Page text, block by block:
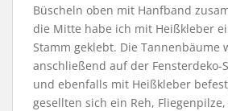
Büscheln oben mit Hanfband
die Mitte habe ich mit Heißkleber
Stamm geklebt. Die Tannenbäume
anschließend auf der Fensterdeko-
und ebenfalls mit Heißkleber
gesellten sich ein Reh,